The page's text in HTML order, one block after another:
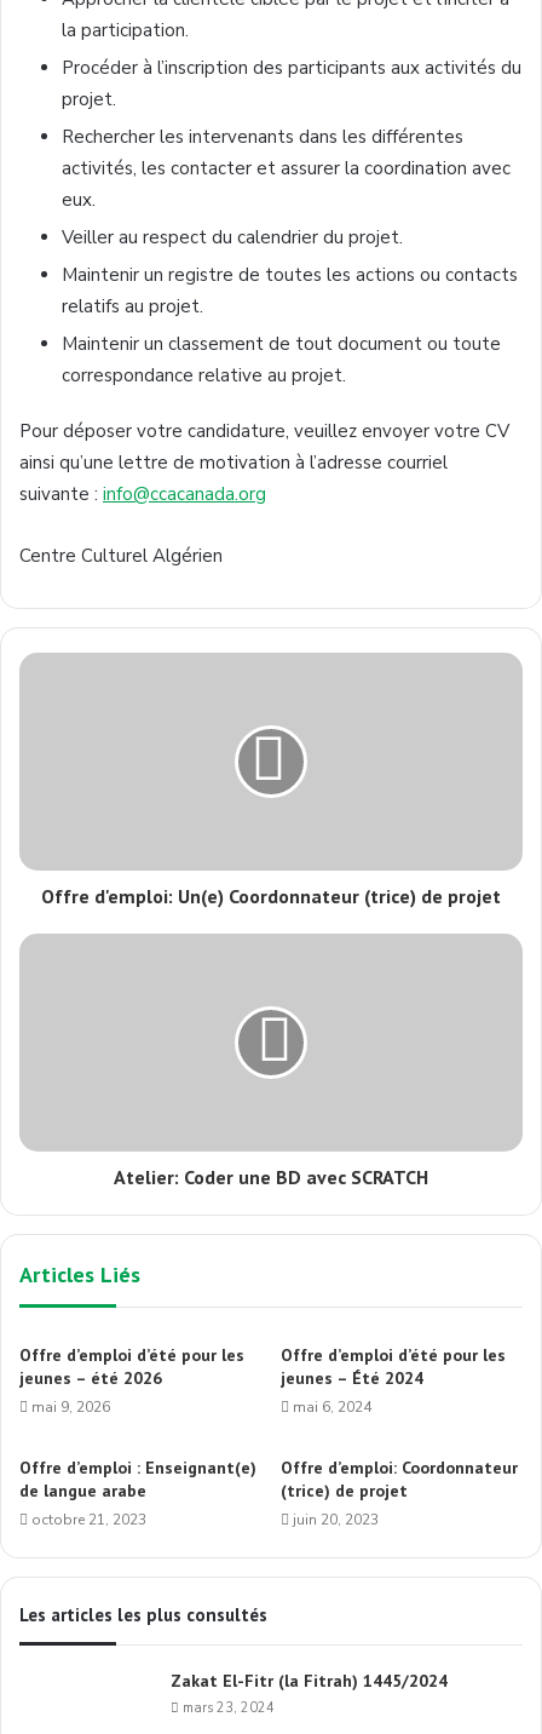
la participation.
Procéder à l’inscription des participants aux activités du
projet.
Rechercher les intervenants dans les différentes
activités, les contacter et assurer la coordination avec
eux.
Veiller au respect du calendrier du projet.
Maintenir un registre de toutes les actions ou contacts
relatifs au projet.
Maintenir un classement de tout document ou toute
correspondance relative au projet.
Pour déposer votre candidature, veuillez envoyer votre CV
ainsi qu’une lettre de motivation à l’adresse courriel
suivante : info@ccacanada.org
Centre Culturel Algérien
Offre d'emploi: Un(e) Coordonnateur (trice) de projet
Atelier: Coder une BD avec SCRATCH
Articles Liés
Offre d’emploi d’été pour les
jeunes – été 2026
mai 9, 2026
Offre d’emploi d’été pour les
jeunes – Été 2024
mai 6, 2024
Offre d’emploi : Enseignant(e)
de langue arabe
octobre 21, 2023
Offre d’emploi: Coordonnateur
(trice) de projet
juin 20, 2023
Les articles les plus consultés
Zakat El-Fitr (la Fitrah) 1445/2024
mars 23, 2024